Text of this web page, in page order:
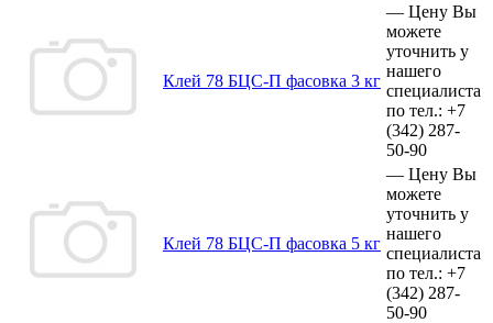
Клей 78 БЦС-П фасовка 3 кг
— Цену Вы
можете
уточнить у
нашего
специалиста
по тел.: +7
(342) 287-
50-90
Клей 78 БЦС-П фасовка 5 кг
— Цену Вы
можете
уточнить у
нашего
специалиста
по тел.: +7
(342) 287-
50-90